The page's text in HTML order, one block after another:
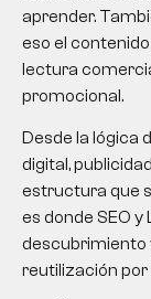
aprender.
eso el
lectura
promocional.
Desde la lógica
digital,
estructura que
es donde SEO
descubrimiento
reutilización